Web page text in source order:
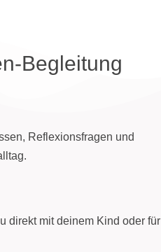
Begleitung
Reflexionsfragen und
direkt mit deinem Kind oder für